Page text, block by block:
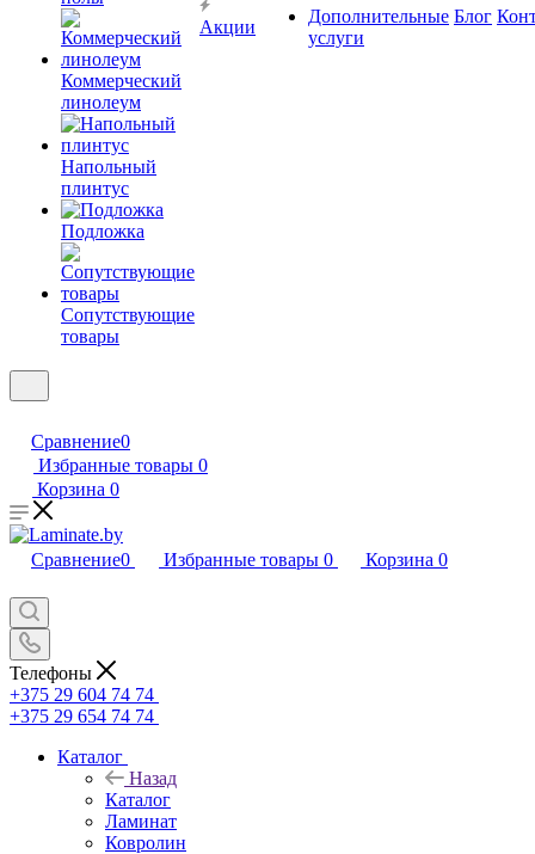
Коммерческий
линолеум
Напольный
плинтус
Подложка
Сопутствующие
товары
Акции
Дополнительные
услуги
Блог
Сравнение0
Избранные товары 0
Корзина 0
Сравнение0 Избранные товары 0 Корзина 0
Телефоны
+375 29 604 74 74
+375 29 654 74 74
Каталог
Назад
Каталог
Ламинат
Ковролин